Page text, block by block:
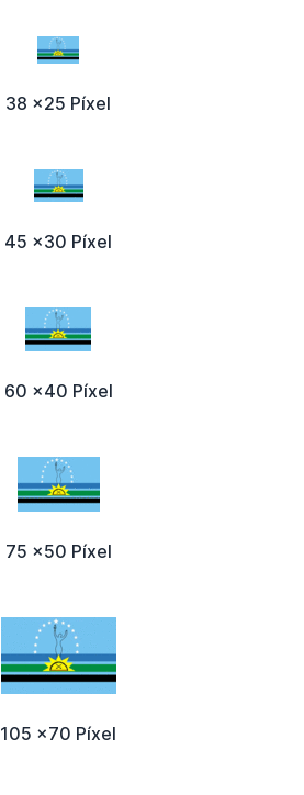
38 x25 Píxel
45 x30 Píxel
60 x40 Píxel
75 x50 Píxel
105 x70 Píxel